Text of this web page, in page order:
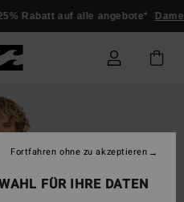
Rabatt auf alle angebote* Damen
FÜR IHRE DATEN
Fortfahren ohne zu akzeptieren